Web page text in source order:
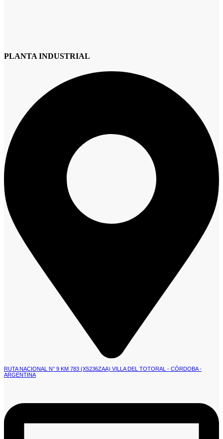
PLANTA INDUSTRIAL
RUTA NACIONAL N° 9 KM 783 (X5236ZAA) VILLA DEL TOTORAL - CÓRDOBA -
ARGENTINA